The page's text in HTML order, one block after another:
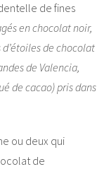
de fines
en chocolat noir,
de chocolat
de Valencia,
de cacao) pris dans
ou deux qui
de